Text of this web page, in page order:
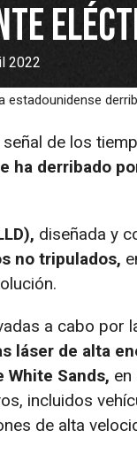
2022
estadounidense
de los
ha derribado
diseñada y
no tripulados,
a cabo por
láser de alta
Sands, en
incluidos
de alta